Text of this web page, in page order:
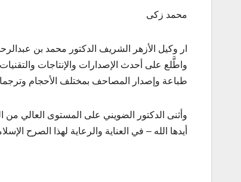
محمد زكى
ار وكيل الأزهر الشريف الدكتور محمد بن
واطَّلع على أحدث الإصدارات والإنتاجات
طباعة وإصدار المصاحف بمختلف الأحجام وترجمات كلمات
وأثنى الدكتور الضويني على المستوى العالي من
أيدها الله – في العناية والرعاية لهذا الصرح